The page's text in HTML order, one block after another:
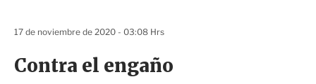
Contra el engaño
17 de noviembre de 2020 - 03:08 Hrs